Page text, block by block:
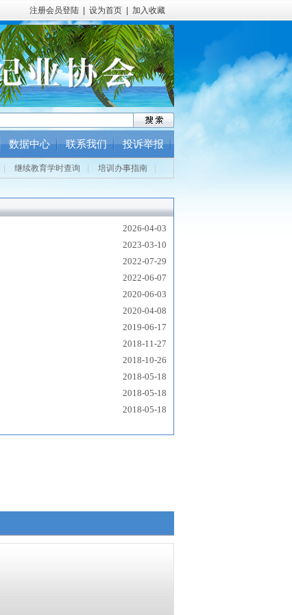
注册会员登陆 设为首页 加入收藏
数据中心 联系我们 投诉举报
继续教育学时查询 培训办事指南
2026-04-03
2023-03-10
2022-07-29
2022-06-07
2020-06-03
2020-04-08
2019-06-17
2018-11-27
2018-10-26
2018-05-18
2018-05-18
2018-05-18